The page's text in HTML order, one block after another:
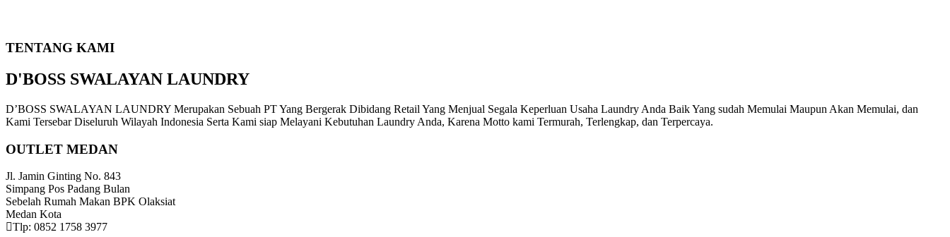
TENTANG KAMI
D'BOSS SWALAYAN LAUNDRY
D’BOSS SWALAYAN LAUNDRY Merupakan Sebuah PT Yang Bergerak Dibidang Retail Yang Menjual Segala Keperluan Usaha Laundry Anda Baik Yang sudah Memulai Maupun Akan Memulai, dan
Kami Tersebar Diseluruh Wilayah Indonesia Serta Kami siap Melayani Kebutuhan Laundry Anda, Karena Motto kami Termurah, Terlengkap, dan Terpercaya.
OUTLET MEDAN
Jl. Jamin Ginting No. 843
Simpang Pos Padang Bulan
Sebelah Rumah Makan BPK Olaksiat
Medan Kota
Tlp: 0852 1758 3977